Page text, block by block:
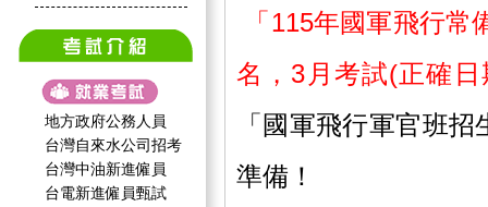
地方政府公務人員
台灣自來水公司招考
台灣中油新進僱員
台電新進僱員甄試
「115年國軍飛行
名，3月考試(正確
「 國軍飛行軍官班招
準備！